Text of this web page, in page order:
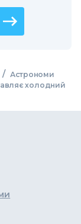
/ Астрономи
холодний